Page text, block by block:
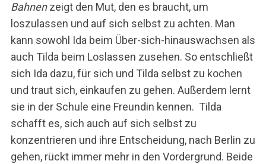
Bahnenzeigt den Mut, den es braucht, um
loszulassen und auf sich selbst zu achten. Man
kann sowohl Ida beim Über-sich-hinauswachsen als
auch Tilda beim Loslassen zusehen. So entschließt
sich Ida dazu, für sich und Tilda selbst zu kochen
und traut sich, einkaufen zu gehen. Außerdem lernt
sie in der Schule eine Freundin kennen. Tilda
schafft es, sich auch auf sich selbst zu
konzentrieren und ihre Entscheidung, nach Berlin zu
gehen, rückt immer mehr in den Vordergrund. Beide